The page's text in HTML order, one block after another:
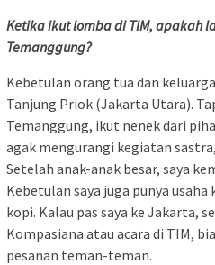
Ketika ikut lomba di TIM, apakah
Temanggung?
Kebetulan orang tua dan
Tanjung Priok (Jakarta Utara).
Temanggung, ikut nenek dari
agak mengurangi kegiatan sastra,
Setelah anak-anak besar, saya
Kebetulan saya juga punya
kopi. Kalau pas saya ke Jakarta,
Kompasiana atau acara di TIM,
pesanan teman-teman.